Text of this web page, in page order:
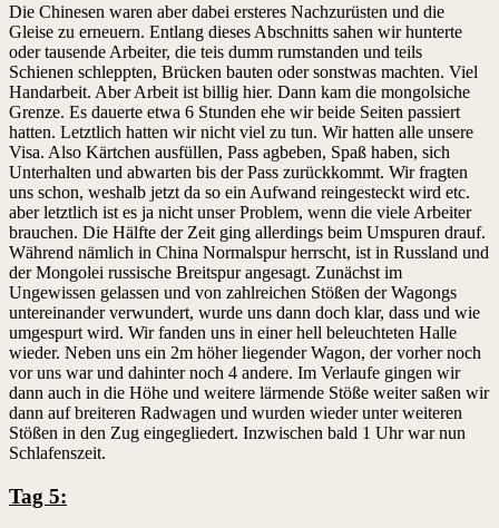
Die Chinesen waren aber dabei ersteres Nachzurüsten und die
Gleise zu erneuern. Entlang dieses Abschnitts sahen wir hunterte
oder tausende Arbeiter, die teis dumm rumstanden und teils
Schienen schleppten, Brücken bauten oder sonstwas machten. Viel
Handarbeit. Aber Arbeit ist billig hier. Dann kam die mongolsiche
Grenze. Es dauerte etwa 6 Stunden ehe wir beide Seiten passiert
hatten. Letztlich hatten wir nicht viel zu tun. Wir hatten alle unsere
Visa. Also Kärtchen ausfüllen, Pass agbeben, Spaß haben, sich
Unterhalten und abwarten bis der Pass zurückkommt. Wir fragten
uns schon, weshalb jetzt da so ein Aufwand reingesteckt wird etc.
aber letztlich ist es ja nicht unser Problem, wenn die viele Arbeiter
brauchen. Die Hälfte der Zeit ging allerdings beim Umspuren drauf.
Während nämlich in China Normalspur herrscht, ist in Russland und
der Mongolei russische Breitspur angesagt. Zunächst im
Ungewissen gelassen und von zahlreichen Stößen der Wagongs
untereinander verwundert, wurde uns dann doch klar, dass und wie
umgespurt wird. Wir fanden uns in einer hell beleuchteten Halle
wieder. Neben uns ein 2m höher liegender Wagon, der vorher noch
vor uns war und dahinter noch 4 andere. Im Verlaufe gingen wir
dann auch in die Höhe und weitere lärmende Stöße weiter saßen wir
dann auf breiteren Radwagen und wurden wieder unter weiteren
Stößen in den Zug eingegliedert. Inzwischen bald 1 Uhr war nun
Schlafenszeit.
Tag 5: